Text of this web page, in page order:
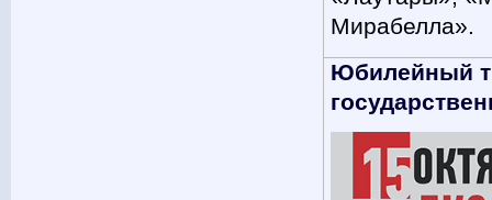
Мирабелла».
Юбилейный